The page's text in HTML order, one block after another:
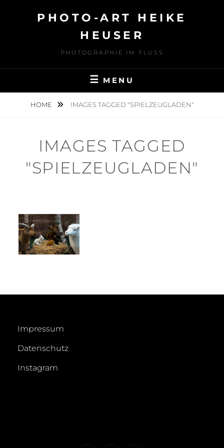
PHOTO-ART HEIKE
HEUSER
PHOTOGRAPHIE IM FLUSS
MENU
HOME IMAGES TAGGED "SPIELZEUGLADEN"
IMAGES TAGGED
"SPIELZEUGLADEN"
Impressum
Datenschutz
Instagram